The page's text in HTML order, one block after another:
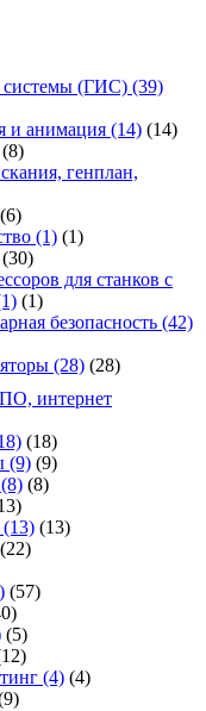
системы (ГИС) (39)
и анимация (14) (14)
(8)
генплан,
(6)
(1) (1)
(30)
для станков с
(1)
безопасность (42)
(28) (28)
ПО, интернет
(18)
(9) (9)
(8) (8)
(13) (13)
(22)
(57)
(5)
(4) (4)